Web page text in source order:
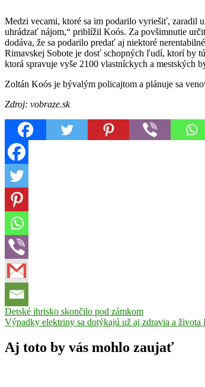
Medzi vecami, ktoré sa im podarilo vyriešiť, zaradil
uhrádzať nájom,“ priblížil Koós. Za povšimnutie
dodáva, že sa podarilo predať aj niektoré
Rimavskej Sobote je dosť schopných ľudí, ktorí by
ktorá spravuje vyše 2100 vlastníckych a mestských
Zoltán Koós je bývalým policajtom a plánuje sa
Zdroj: vobraze.sk
Navigácia
v
článku
Previous
Post:
Detské ihrisko skončilo pod zámkom
Next
Výpadky elektriny sa dotýkajú už aj zdravia a
Aj toto by vás mohlo zaujať